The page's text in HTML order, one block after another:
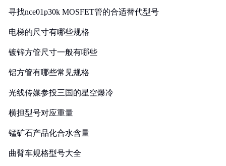
寻找nce01p30k MOSFET管的合适替代型号
电梯的尺寸有哪些规格
镀锌方管尺寸一般有哪些
铝方管有哪些常见规格
光线传媒参投三国的星空爆冷
横担型号对应重量
锰矿石产品化合水含量
曲臂车规格型号大全